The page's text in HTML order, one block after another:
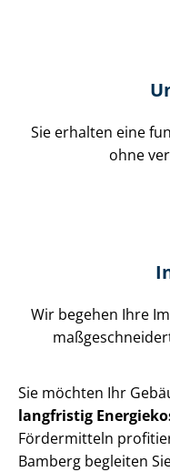
Sie erhalten eine
ohne
Wir begehen Ihre
Sie möchten Ihr
langfristig
Fördermitteln
Bamberg begleiten